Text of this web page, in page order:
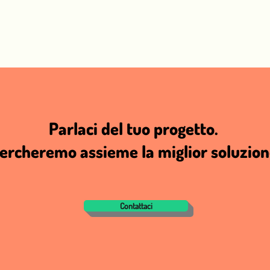
Parlaci del tuo progetto.
assieme la miglior
Contattaci